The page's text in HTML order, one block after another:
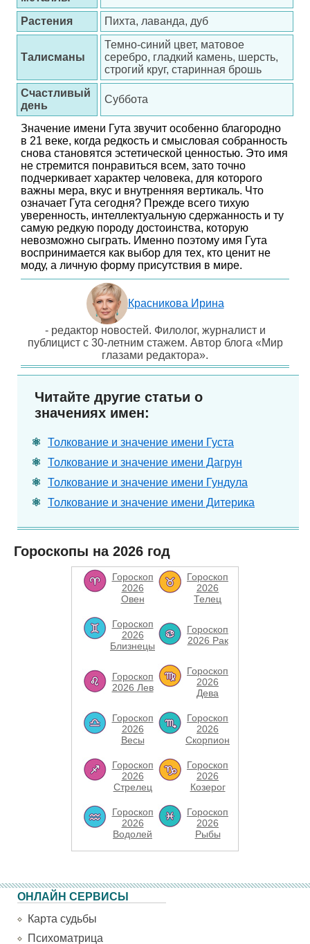
Растения
Пихта, лаванда, дуб
Талисманы
Темно-синий цвет, матовое
серебро, гладкий камень, шерсть,
строгий круг, старинная брошь
Счастливый
день
Суббота
Значение имени Гута звучит особенно благородно
в 21 веке, когда редкость и смысловая собранность
снова становятся эстетической ценностью. Это имя
не стремится понравиться всем, зато точно
подчеркивает характер человека, для которого
важны мера, вкус и внутренняя вертикаль. Что
означает Гута сегодня? Прежде всего тихую
уверенность, интеллектуальную сдержанность и ту
самую редкую породу достоинства, которую
невозможно сыграть. Именно поэтому имя Гута
воспринимается как выбор для тех, кто ценит не
моду, а личную форму присутствия в мире.
Красникова Ирина
- редактор новостей. Филолог, журналист и
публицист с 30-летним стажем. Автор блога «Мир
глазами редактора».
Читайте другие статьи о
значениях имен:
Толкование и значение имени Густа
Толкование и значение имени Дагрун
Толкование и значение имени Гундула
Толкование и значение имени Дитерика
Гороскопы на 2026 год
Гороскоп
2026
Овен
Гороскоп
2026
Телец
Гороскоп
2026
Близнецы
Гороскоп
2026 Рак
Гороскоп
2026 Лев
Гороскоп
2026
Дева
Гороскоп
2026
Весы
Гороскоп
2026
Скорпион
Гороскоп
2026
Стрелец
Гороскоп
2026
Козерог
Гороскоп
2026
Водолей
Гороскоп
2026
Рыбы
ОНЛАЙН СЕРВИСЫ
Карта судьбы
Психоматрица